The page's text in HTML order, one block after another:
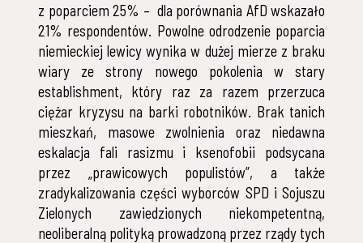
z poparciem 25% – dla porównania AfD wskazało
21% respondentów. Powolne odrodzenie poparcia
niemieckiej lewicy wynika w dużej mierze z braku
wiary ze strony nowego pokolenia w stary
establishment, który raz za razem przerzuca
ciężar kryzysu na barki robotników. Brak tanich
mieszkań, masowe zwolnienia oraz niedawna
eskalacja fali rasizmu i ksenofobii podsycana
przez „prawicowych populistów”, a także
zradykalizowania części wyborców SPD i Sojuszu
Zielonych zawiedzionych niekompetentną,
neoliberalną polityką prowadzoną przez rządy tych